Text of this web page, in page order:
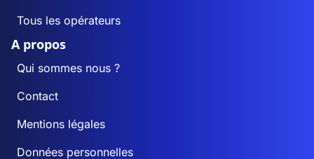
Tous les opérateurs
A propos
Qui sommes nous ?
Contact
Mentions légales
Données personnelles